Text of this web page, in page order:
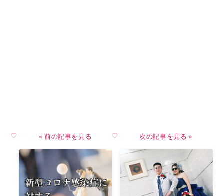
« 前の記事を見る 次の記事を見る »